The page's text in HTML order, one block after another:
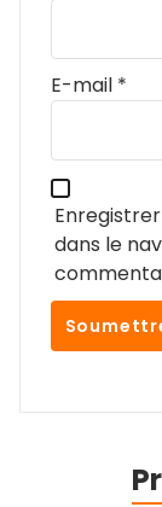
E-mail *
dans le